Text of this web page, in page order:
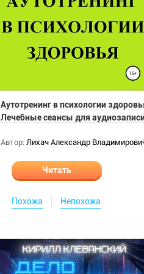
Аутотренинг в психологии
Лечебные сеансы для
Автор: Лихач Александр
Читать
Похожа Непохожа